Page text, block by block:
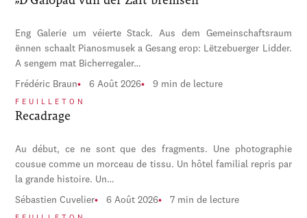
Eng Galerie um véierte Stack. Aus dem Gemeinschaftsraum
ënnen schaalt Pianosmusek a Gesang erop: Lëtzebuerger Lidder.
A sengem mat Bicherregaler…
Frédéric Braun 6 Août 2026 9 min de lecture
FEUILLETON
Recadrage
Au début, ce ne sont que des fragments. Une photographie
cousue comme un morceau de tissu. Un hôtel familial repris par
la grande histoire. Un…
Sébastien Cuvelier 6 Août 2026 7 min de lecture